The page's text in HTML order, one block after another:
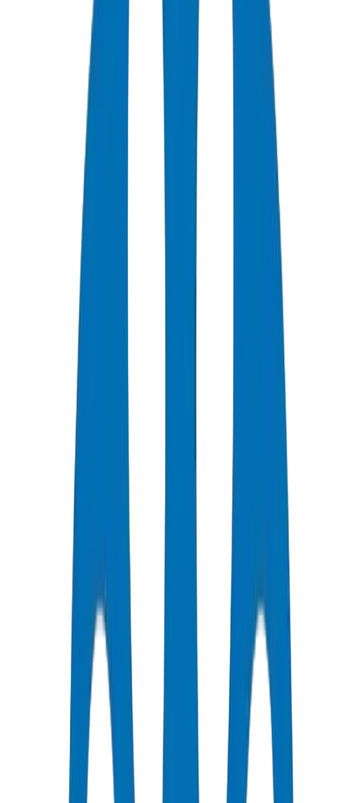
Comment Sélectionner les Tuyaux de Pression UPVC pour
les Réseaux d'Eau du CCG
Pour les réseaux d'eau du CCG, les tuyaux de pression UPVC
doivent se conformer au BS EN 1452 (européen), DIN 8062
(allemand), ou ASTM D 1785 (américain). Les produits Crown
PVC High Pressure Pipes / Fittings sont testés à l'éclatement à 42,0
MPa au laboratoire de contrôle qualité d'Umm Al Quwain —
sélectionnez PN16 (SDR 17) pour les conduites municipales et
PN10 (SDR 26) pour les réseaux de distribution dans les projets des
Émirats et de l'Arabie saoudite.
Ces normes définissent les exigences en matière de matériaux, de
dimensions, de classifications de pression et de méthodes d'essai.
Les autorités des Émirats et d'Arabie saoudite exigent la conformité
aux normes ISO, BS EN et ASTM ainsi qu'aux normes
européennes.